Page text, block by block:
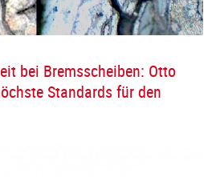
bei Bremsscheiben: Otto
Standards für den